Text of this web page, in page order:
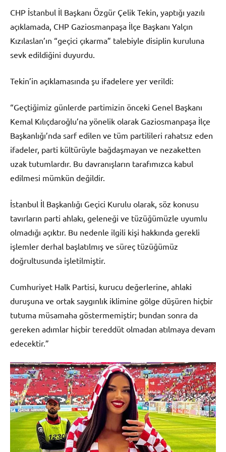
CHP İstanbul İl Başkanı Özgür Çelik Tekin, yaptığı yazılı
açıklamada, CHP Gaziosmanpaşa İlçe Başkanı Yalçın
Kızılaslan’ın “geçici çıkarma” talebiyle disiplin kuruluna
sevk edildiğini duyurdu.
Tekin’in açıklamasında şu ifadelere yer verildi:
“Geçtiğimiz günlerde partimizin önceki Genel Başkanı
Kemal Kılıçdaroğlu’na yönelik olarak Gaziosmanpaşa İlçe
Başkanlığı’nda sarf edilen ve tüm partilileri rahatsız eden
ifadeler, parti kültürüyle bağdaşmayan ve nezaketten
uzak tutumlardır. Bu davranışların tarafımızca kabul
edilmesi mümkün değildir.
İstanbul İl Başkanlığı Geçici Kurulu olarak, söz konusu
tavırların parti ahlakı, geleneği ve tüzüğümüzle uyumlu
olmadığı açıktır. Bu nedenle ilgili kişi hakkında gerekli
işlemler derhal başlatılmış ve süreç tüzüğümüz
doğrultusunda işletilmiştir.
Cumhuriyet Halk Partisi, kurucu değerlerine, ahlaki
duruşuna ve ortak saygınlık iklimine gölge düşüren hiçbir
tutuma müsamaha göstermemiştir; bundan sonra da
gereken adımlar hiçbir tereddüt olmadan atılmaya devam
edecektir.”